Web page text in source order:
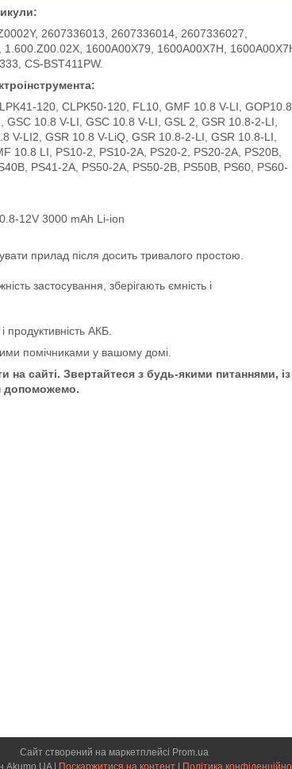
2607336013, 2607336014, 2607336027,
1600A00X79, 1600A00X7H,
CS-BST411PW.
120, CLPK50-120, FL10, GMF 10.8 V-LI,
10.8 V-LI, GSC 10.8 V-LI, GSL 2, GSR 10.8-2-LI,
V-LI2, GSR 10.8 V-LiQ, GSR 10.8-2-LI, GSR 10.8-LI,
10.8 LI, PS10-2, PS10-2A, PS20-2, PS20-2A, PS20B,
PS41-2A, PS50-2A, PS50-2B, PS50B, PS60, PS60-
12V 3000 mAh Li-ion
прилад після досить тривалого простою.
застосування, зберігають ємність і
продуктивність АКБ.
помічниками у вашому домі.
сайті. Звертайтеся з будь-якими питаннями, із
допоможемо.
Сайт створений на маркетплейсі Prom.ua
Поскаржитися на контент Політика